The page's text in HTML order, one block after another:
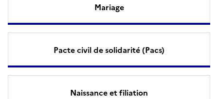
Mariage
Pacte civil de solidarité (Pacs)
Naissance et filiation